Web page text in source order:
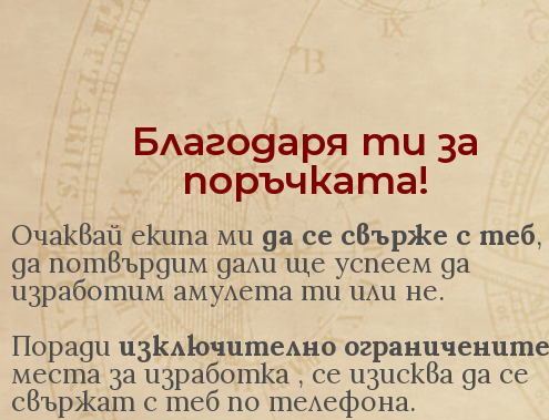
Благодаря ти за
поръчката!
Очаквай екипа ми да се свърже с теб
да потвърдим дали ще успеем да
изработим амулета ти или не.
Поради изключително ограничените
места за изработка , се изисква да се
свържат с теб по телефона.